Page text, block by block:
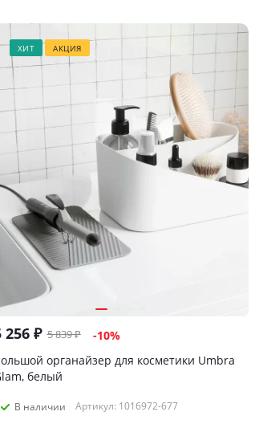
ХИТ АКЦИЯ
256₽ 5 839₽ -10%
органайзер для косметики Umbra
белый
В наличии Артикул: 1016972-677